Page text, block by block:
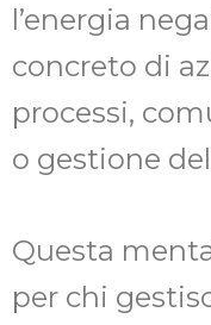
l’energia
concreto di
processi,
o gestione
Questa
per chi